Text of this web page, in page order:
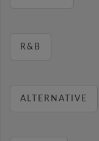
R&B
ALTERNATIVE